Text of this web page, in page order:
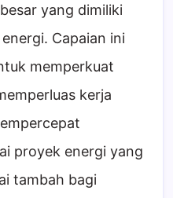
yang dimiliki
Capaian ini
memperkuat
kerja
proyek energi yang
tambah bagi